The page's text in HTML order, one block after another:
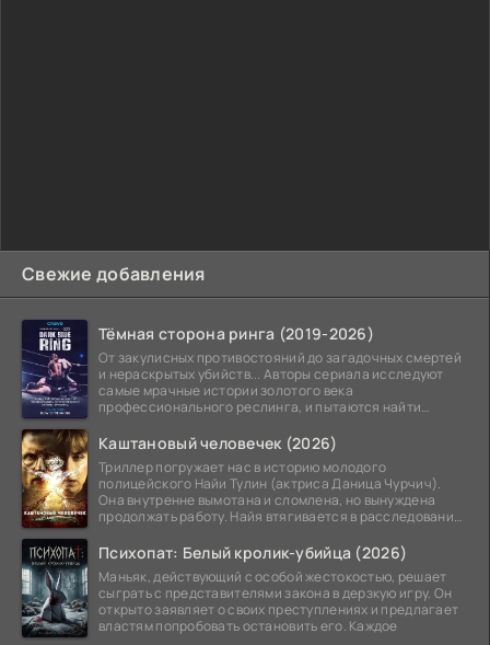
Свежие добавления
Тёмная сторона ринга (2019-2026)
От закулисных противостояний до загадочных смертей
и нераскрытых убийств... Авторы сериала исследуют
самые мрачные истории золотого века
профессионального реслинга, и пытаются найти
Каштановый человечек (2026)
Триллер погружает нас в историю молодого
полицейского Найи Тулин (актриса Даница Чурчич).
Она внутренне вымотана и сломлена, но вынуждена
продолжать работу. Найя втягивается в расследование
Психопат: Белый кролик-убийца (2026)
Маньяк, действующий с особой жестокостью, решает
сыграть с представителями закона в дерзкую игру. Он
открыто заявляет о своих преступлениях и предлагает
властям попробовать остановить его. Каждое